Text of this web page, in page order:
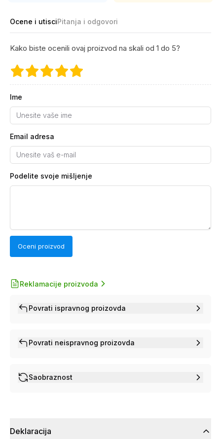
Ocene i utisciPitanja i odgovori
Kako biste ocenili ovaj proizvod na skali od 1 do 5?
Ime
Email adresa
Podelite svoje mišljenje
Oceni proizvod
Reklamacije proizvoda
Povrati ispravnog proizovda
Povrati neispravnog proizovda
Saobraznost
Deklaracija